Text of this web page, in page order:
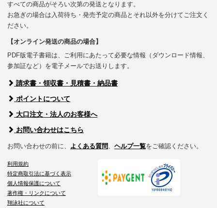
すべての商品がそろい次第の発送となります。
お急ぎの場合は入荷待ち・発売予定の商品とそれ以外を分けてご注文く
ださい。
【オンライン発送の商品の場合】
PDF版電子書籍は、ご利用にあたって必要な情報（ダウンロード情報、
参加証など）を電子メールでお送りします。
請求書・領収書・見積書・納品書
ポイントについて
大口注文・法人のお客様へ
お問い合わせはこちら
お問い合わせの前に、 よくある質問、 ヘルプ一覧をご確認ください。
利用規約
特定商取引法に基づく表示
個人情報保護について
著作権・リンクについて
翔泳社について